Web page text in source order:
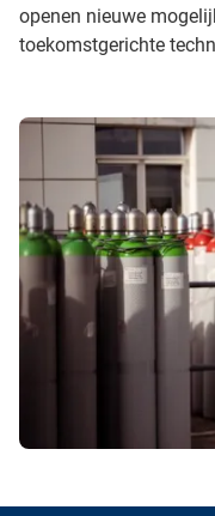
openen nieuwe
toekomstgerichte